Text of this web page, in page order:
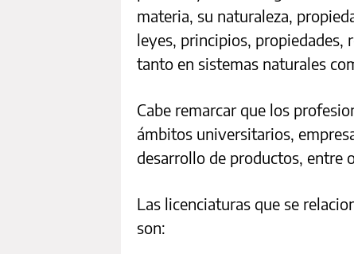
materia, su naturaleza,
leyes, principios, propiedades,
tanto en sistemas naturales
Cabe remarcar que los
ámbitos universitarios,
desarrollo de productos, entre
Las licenciaturas que se
son: